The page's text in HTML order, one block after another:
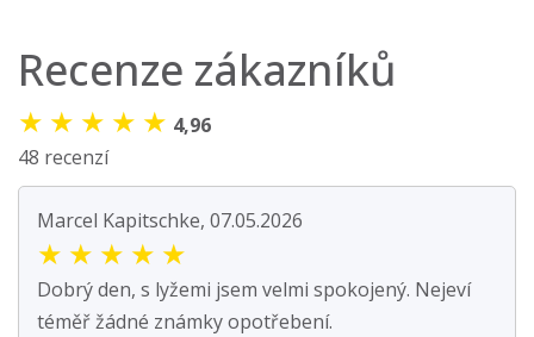
Recenze zákazníků
★ ★ ★ ★ ★ 4,96
48 recenzí
Marcel Kapitschke, 07.05.2026
★ ★ ★ ★ ★
Dobrý den, s lyžemi jsem velmi spokojený. Nejeví
téměř žádné známky opotřebení.